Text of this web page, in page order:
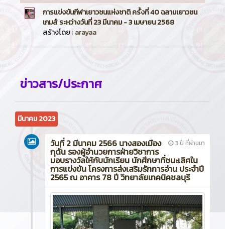
การแข่งขันกีฬาเยาวชนแห่งชาติ ครั้งที่ 40 ฉลามเยาวชน
เกมส์ ระหว่างวันที่ 23 มีนาคม - 3 เมษายน 2568
สร้างโดย :arayaa
ข่าวสาร/ประกาศ
มีนาคม 2023
3 ปี ที่ผ่านมา
วันที่ 2 มีนาคม 2566 นางสองเมือง
กุดั่น รองผู้อำนวยการฝ่ายวิชาการ
มอบรางวัลให้กับนักเรียน นักศึกษาที่ชนะเลิศใน
การแข่งขัน โครงการส่งเสริมรักการอ่าน ประจำปี
2565 ณ อาคาร 78 ปี วิทยาลัยเทคนิคชลบุรี